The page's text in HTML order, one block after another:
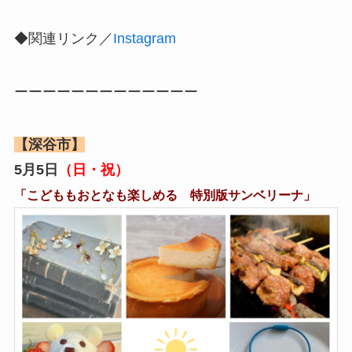
◆関連リンク／ Instagram
ーーーーーーーーーーーーー
【深谷市】
5月5日
（日・祝）
「こどももおとなも楽しめる 特別版サンベリーナ」